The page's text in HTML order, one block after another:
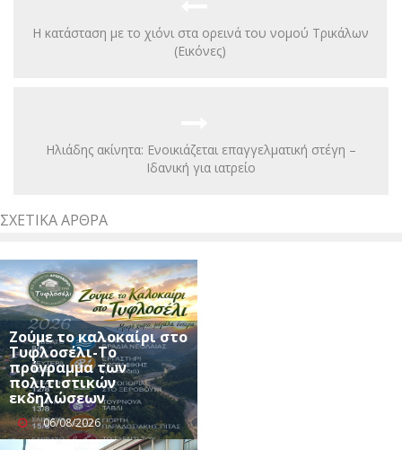
Η κατάσταση με το χιόνι στα ορεινά του νομού Τρικάλων
(Εικόνες)
Ηλιάδης ακίνητα: Ενοικιάζεται επαγγελματική στέγη –
Ιδανική για ιατρείο
ΣΧΕΤΙΚΆ ΆΡΘΡΑ
Ζούμε το καλοκαίρι στο
Τυφλοσέλι-Το
πρόγραμμα των
πολιτιστικών
εκδηλώσεων
06/08/2026